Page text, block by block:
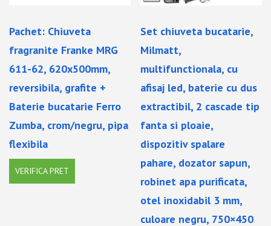
Pachet: Chiuveta
fragranite Franke MRG
611-62, 620x500mm,
reversibila, grafite +
Baterie bucatarie Ferro
Zumba, crom/negru, pipa
flexibila
VERIFICA PRET
Set chiuveta bucatarie,
Milmatt,
multifunctionala, cu
afisaj led, baterie cu dus
extractibil, 2 cascade tip
fanta si ploaie,
dispozitiv spalare
pahare, dozator sapun,
robinet apa purificata,
otel inoxidabil 3 mm,
culoare negru, 750×450